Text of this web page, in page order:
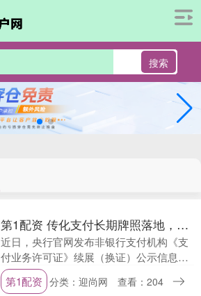
搜索
第1配资 传化支付长期牌照落地，支付行业开启“提质竞速”新周期
近日，央行官网发布非银行支付机构《支
付业务许可证》续展（换证）公示信息
（2025年12月批次）。信息显示，传化支
付有限公司（以下简称“传化支付”）正式
第1配资 分类：迎尚网 查看：204